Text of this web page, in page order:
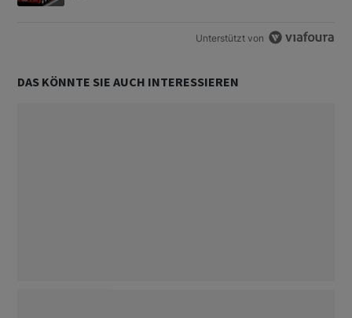
Unterstützt von
DAS KÖNNTE SIE AUCH INTERESSIEREN